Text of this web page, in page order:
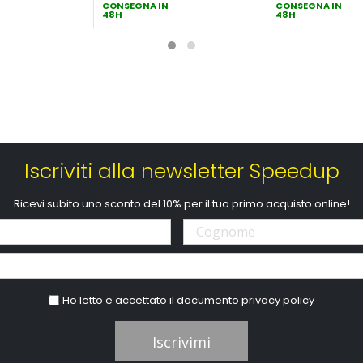
CONSEGNA IN
48H
CONSEGNA IN
48H
Iscriviti alla newsletter Speedup
Ricevi subito uno sconto del 10% per il tuo primo acquisto online!
Ho letto e accettato il documentoprivacy policy
Iscrivimi